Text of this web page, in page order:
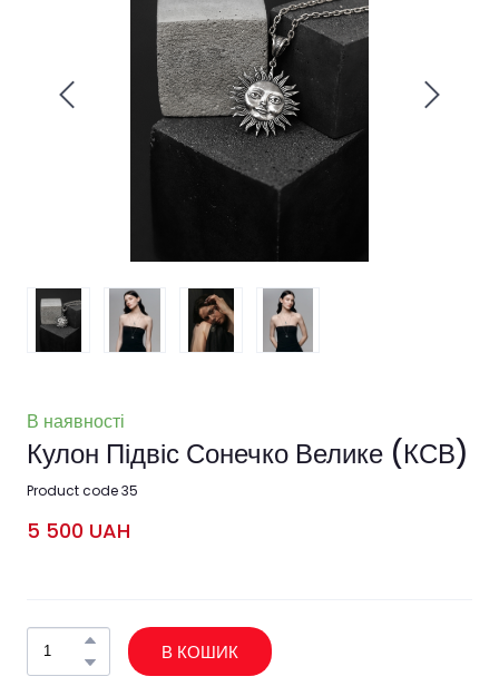
В наявності
Кулон Підвіс Сонечко Велике (КСВ)
Product code 35
5 500 UAH
В КОШИК